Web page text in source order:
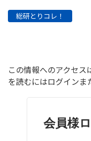
教育情報
総研とりコレ！
この情報へのアクセス
を読むにはログインま
会員様